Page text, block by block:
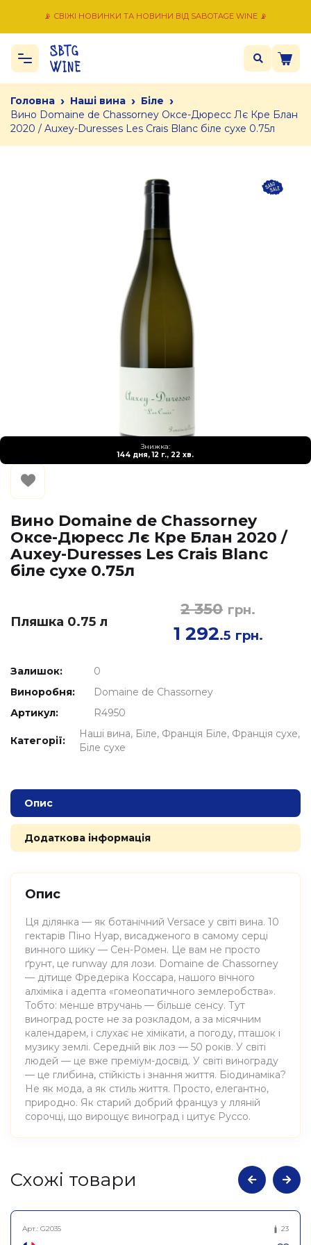
📡 СВІЖІ НОВИНКИ ТА НОВИНИ ВІД SABOTAGE WINE 📡
Головна › Наші вина › Біле ›
Вино Domaine de Chassorney Оксе-Дюресс Лє Кре Блан
2020 / Auxey-Duresses Les Crais Blanc біле сухе 0.75л
Знижка:
144 дня, 12 г., 22 хв.
Вино Domaine de Chassorney
Оксе-Дюресс Лє Кре Блан 2020 /
Auxey-Duresses Les Crais Blanc
біле сухе 0.75л
Пляшка 0.75 л
2 350 грн.
1 292.5 грн.
Залишок:
0
Виноробня:
Domaine de Chassorney
Артикул:
R4950
Категорії:
Наші вина Біле Франція Біле Франція сухе
Біле сухе
Опис
Додаткова інформація
Опис
Ця ділянка — як ботанічний Versace у світі вина. 10
гектарів Піно Нуар, висадженого в самому серці
винного шику — Сен-Ромен. Це вам не просто
ґрунт, це runway для лози. Domaine de Chassorney
— дітище Фредеріка Коссара, нашого вічного
алхіміка і адепта «гомеопатичного землеробства».
Тобто: менше втручань — більше сенсу. Тут
виноград росте не за розкладом, а за місячним
календарем, і слухає не хімікати, а погоду, пташок і
музику землі. Середній вік лоз — 50 років. У світі
людей — це вже преміум-досвід. У світі винограду
— це глибина, стійкість і знання життя. Біодинаміка?
Не як мода, а як стиль життя. Просто, елегантно,
природно. Як старий добрий француз у лляній
сорочці, що вирощує виноград і цитує Руссо.
Атрибути
Cхожі товари
Арт.: G2035 23